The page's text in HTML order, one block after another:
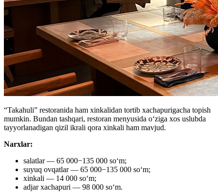
“Takahuli” restoranida ham xinkalidan tortib xachapurigacha topish
mumkin. Bundan tashqari, restoran menyusida oʻziga xos uslubda
tayyorlanadigan qizil ikrali qora xinkali ham mavjud.
Narxlar:
salatlar — 65 000−135 000 soʻm;
suyuq ovqatlar — 65 000−135 000 soʻm;
xinkali — 14 000 soʻm;
adjar xachapuri — 98 000 soʻm.